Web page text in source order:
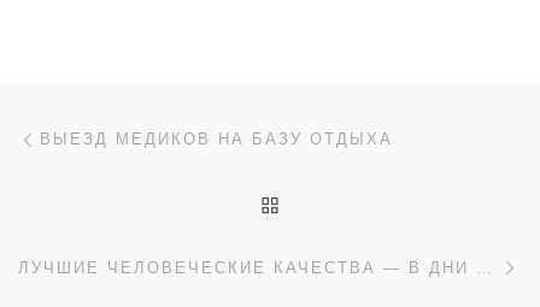
Навигация по записям
ВЫЕЗД МЕДИКОВ НА БАЗУ ОТДЫХА